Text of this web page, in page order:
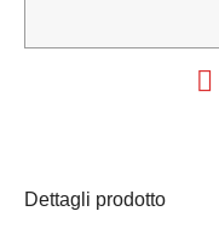

Dettagli prodotto